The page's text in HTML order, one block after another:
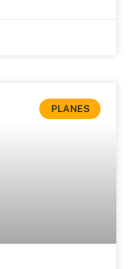
PLANES